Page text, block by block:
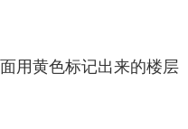
用黄色标记出来的楼层